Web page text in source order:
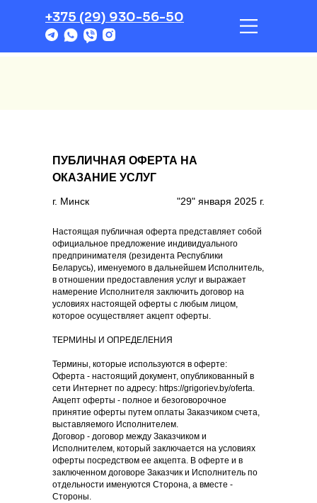
+375 (29) 930-56-50
Настоящая публичная оферта представляет собой
официальное предложение индивидуального
предпринимателя (резидента Республики
Беларусь), именуемого в дальнейшем Исполнитель,
в отношении предоставления услуг и выражает
намерение Исполнителя заключить договор на
условиях настоящей оферты с любым лицом,
которое осуществляет акцепт оферты.
ТЕРМИНЫ И ОПРЕДЕЛЕНИЯ
Термины, которые используются в оферте:
Оферта - настоящий документ, опубликованный в
сети Интернет по адресу: https://grigoriev.by/oferta.
Акцепт оферты - полное и безоговорочное
принятие оферты путем оплаты Заказчиком счета,
выставляемого Исполнителем.
Договор - договор между Заказчиком и
Исполнителем, который заключается на условиях
оферты посредством ее акцепта. В оферте и в
заключенном договоре Заказчик и Исполнитель по
отдельности именуются Сторона, а вместе -
Стороны.
ПУБЛИЧНАЯ ОФЕРТА НА
ОКАЗАНИЕ УСЛУГ
"29" января 2025 г.
г. Минск